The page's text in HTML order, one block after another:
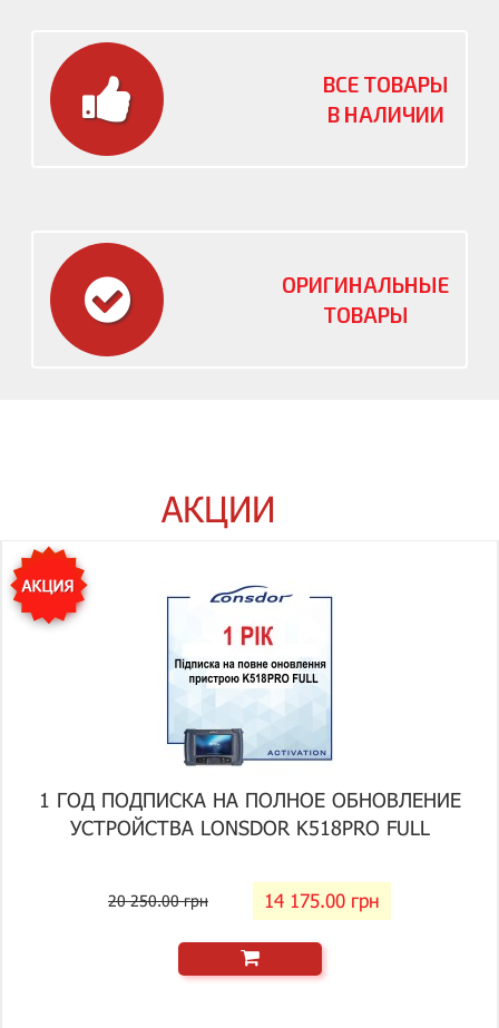
ВСЕ ТОВАРЫ
В НАЛИЧИИ
ОРИГИНАЛЬНЫЕ
ТОВАРЫ
АКЦИИ
1 ГОД ПОДПИСКА НА ПОЛНОЕ ОБНОВЛЕНИЕ
УСТРОЙСТВА LONSDOR K518PRO FULL
20 250.00 грн 14 175.00 грн